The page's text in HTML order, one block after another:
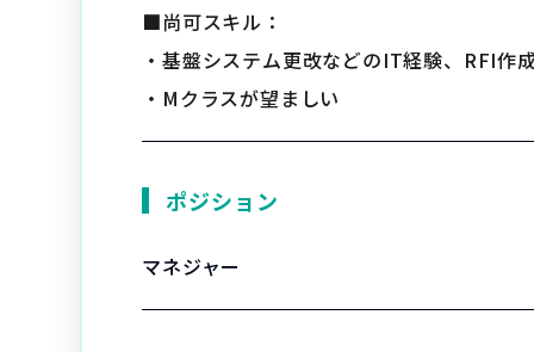
■尚可スキル：
・基盤システム更改などのIT経験、RFI作
・Mクラスが望ましい
ポジション
マネジャー